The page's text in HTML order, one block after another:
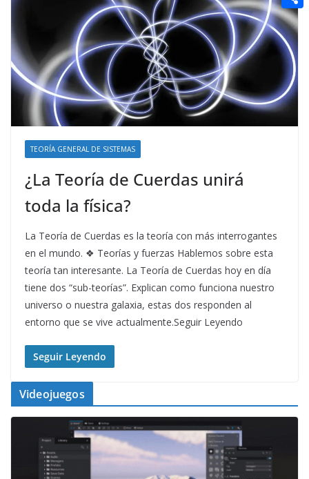
TEORÍA GENERAL DE SISTEMAS
¿La Teoría de Cuerdas unirá
toda la física?
La Teoría de Cuerdas es la teoría con más interrogantes
en el mundo. ❖ Teorías y fuerzas Hablemos sobre esta
teoría tan interesante. La Teoría de Cuerdas hoy en día
tiene dos “sub-teorías”. Explican como funciona nuestro
universo o nuestra galaxia, estas dos responden al
entorno que se vive actualmente.Seguir Leyendo
Seguir Leyendo
Videojuegos
n
g
e
r
e
r
e
r
s
t
a
i
l
e
d
d
i
t
C
o
m
p
a
r